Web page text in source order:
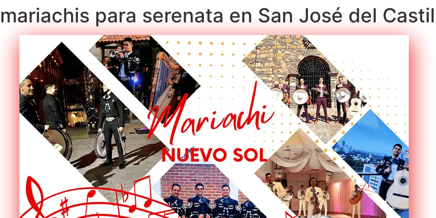
mariachis para serenata en San José del